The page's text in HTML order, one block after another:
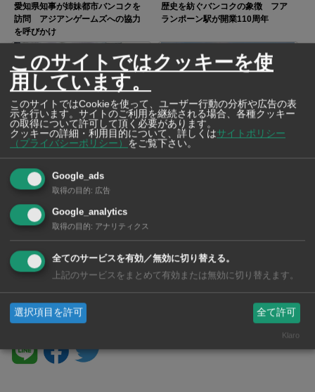
愛知県知事が姉妹都市バンコクを
訪問 アジアンゲームズへの協力
を呼びかけ
歴史を紡ぐバンコクの象徴 フア
ランポーン駅が開業110周年
ルーイ県の奇祭「ピーターコーン
祭り」 アヌティン首相も仮面を
パッチャラキッティヤパー王女殿
下逝去 悲しみに包まれる中、ご
アヌティン首相がベトナム訪問
経済や安全保障の協力関係を強化
SNSで毎日ニュースを配信中！
このサイトではクッキーを使
用しています。
このサイトではCookieを使って、ユーザー行動の分析や広告の表
示を行います。サイトのご利用を継続される場合、各種クッキー
の取得について許可して頂く必要があります。
クッキーの詳細・利用目的について、詳しくはサイトポリシー
（プライバシーポリシー）
をご覧下さい。
Google_ads
取得の目的: 広告
Google_analytics
取得の目的: アナリティクス
全てのサービスを有効／無効に切り替える。
上記のサービスをまとめて有効または無効に切り替えます。
選択項目を許可 全て許可
Klaro